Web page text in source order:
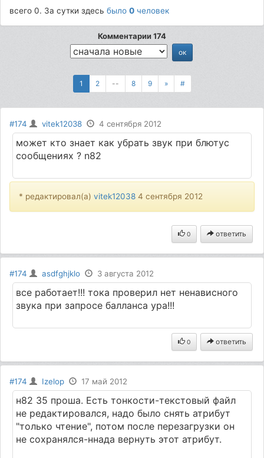
всего 0. За сутки здесьбыло0 человек
Комментарии 174
1 2 -- 8 9 » #
#174 vitek12038 4 сентября 2012
может кто знает как убрать звук при блютус
сообщениях ? n82
* редактировал(а)vitek12038 4 сентября 2012
0 ответить
#174 asdfghjklo 3 августа 2012
все работает!!! тока проверил нет ненависного
звука при запросе балланса ура!!!
0 ответить
#174 Izelop 17 май 2012
н82 35 проша. Есть тонкости-текстовый файл
не редактировался, надо было снять атрибут
"только чтение", потом после перезагрузки он
не сохранялся-ннада вернуть этот атрибут.